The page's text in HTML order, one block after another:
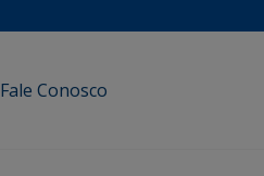
Fale Conosco